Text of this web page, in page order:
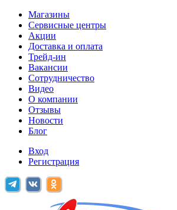
Магазины
Сервисные центры
Акции
Доставка и оплата
Трейд-ин
Вакансии
Сотрудничество
Видео
О компании
Отзывы
Новости
Блог
Вход
Регистрация